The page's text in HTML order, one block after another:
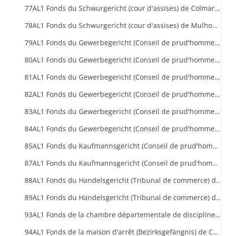
77AL1 Fonds du Schwurgericht (cour d'assises) de Colmar (1871-1918)
78AL1 Fonds du Schwurgericht (cour d'assises) de Mulhouse (1887-1918)
79AL1 Fonds du Gewerbegericht (Conseil de prud'hommes industriel) de Colmar (1874-1918)
80AL1 Fonds du Gewerbegericht (Conseil de prud'hommes industriel) de Guebwiller (1912-1918)
81AL1 Fonds du Gewerbegericht (Conseil de prud'hommes industriel) de Mulhouse (1871-1918)
82AL1 Fonds du Gewerbegericht (Conseil de prud'hommes industriel) de Saint-Louis/Huningue (1914-1918)
83AL1 Fonds du Gewerbegericht (Conseil de prud'hommes industriel) de Sainte-Marie-aux-Mines (1871-1918)
84AL1 Fonds du Gewerbegericht (Conseil de prud'hommes industriel) de Thann (1871-1918)
85AL1 Fonds du Kaufmannsgericht (Conseil de prud'hommes commercial) de Colmar (1904-1918)
87AL1 Fonds du Kaufmannsgericht (Conseil de prud'hommes commercial) de Mulhouse (1904-1918)
88AL1 Fonds du Handelsgericht (Tribunal de commerce) de Colmar (1871-1879)
89AL1 Fonds du Handelsgericht (Tribunal de commerce) de Mulhouse (1871-1879)
93AL1 Fonds de la chambre départementale de discipline (Disziplinarkammer) (1873-1918)
94AL1 Fonds de la maison d'arrêt (Bezirksgefängnis) de Colmar (1870-1918)